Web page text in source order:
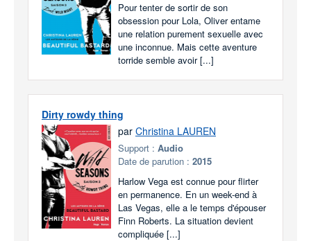
Pour tenter de sortir de son
obsession pour Lola, Oliver entame
une relation purement sexuelle avec
une inconnue. Mais cette aventure
torride semble avoir [...]
Dirty rowdy thing
par Christina LAUREN
Support : Audio
Date de parution : 2015
Harlow Vega est connue pour flirter
en permanence. En un week-end à
Las Vegas, elle a le temps d'épouser
Finn Roberts. La situation devient
compliquée [...]